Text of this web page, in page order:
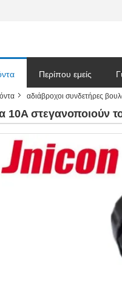
Περίπου εμείς
Blog
αδιάβροχοι συνδετήρες
10A